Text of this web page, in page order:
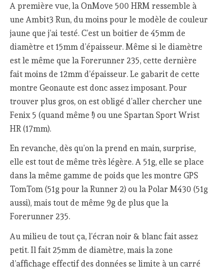
A première vue, la OnMove 500 HRM ressemble à
une Ambit3 Run, du moins pour le modèle de couleur
jaune que j’ai testé. C’est un boitier de 45mm de
diamètre et 15mm d’épaisseur. Même si le diamètre
est le même que la Forerunner 235, cette dernière
fait moins de 12mm d’épaisseur. Le gabarit de cette
montre Geonaute est donc assez imposant. Pour
trouver plus gros, on est obligé d’aller chercher une
Fenix 5 (quand même !) ou une Spartan Sport Wrist
HR (17mm).
En revanche, dès qu’on la prend en main, surprise,
elle est tout de même très légère. A 51g, elle se place
dans la même gamme de poids que les montre GPS
TomTom (51g pour la Runner 2) ou la Polar M430 (51g
aussi), mais tout de même 9g de plus que la
Forerunner 235.
Au milieu de tout ça, l’écran noir & blanc fait assez
petit. Il fait 25mm de diamètre, mais la zone
d’affichage effectif des données se limite à un carré